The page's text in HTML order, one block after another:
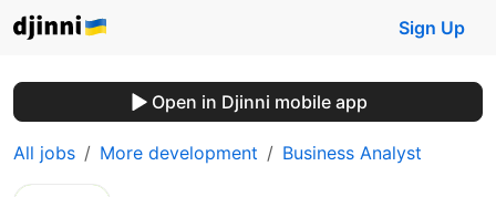
Sign Up
Open in Djinni mobile app
All jobs More development Business Analyst